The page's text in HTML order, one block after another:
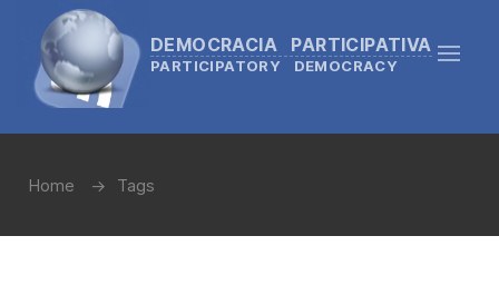
DEMOCRACIA PARTICIPATIVA
PARTICIPATORY DEMOCRACY
Home Tags